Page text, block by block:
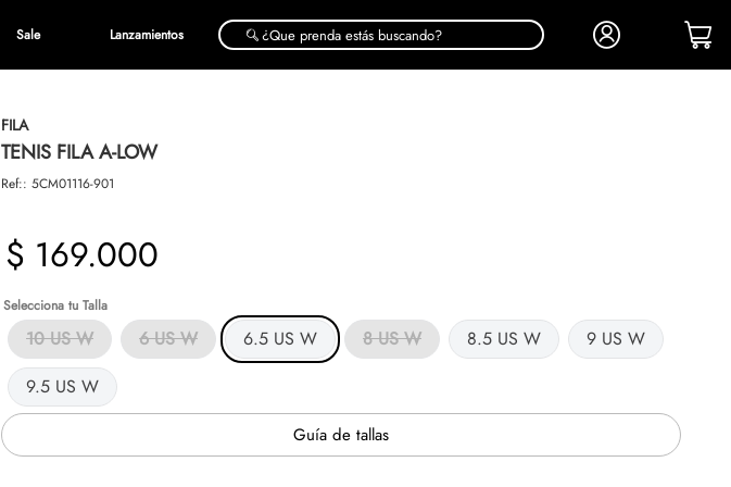
Sale Lanzamientos ¿Que prenda estás buscando?
FILA
TENIS FILA A-LOW
Ref:: 5CM01116-901
$ 169.000
Talla
10 US W 6 US W 6.5 US W 8 US W 8.5 US W
9 US W
9.5 US W
Guía de tallas